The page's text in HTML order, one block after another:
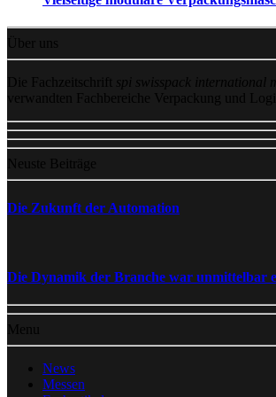
Über uns
Die Fachzeitschrift spi swisspack international
verwandten Fachbereiche Verpackung und
Neuste Beiträge
Die Zukunft der Automation
Die Dynamik der Branche war unmittelbar
Menu
News
Messen